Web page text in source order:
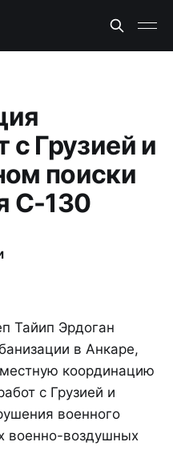
с Грузией и
поиски
C-130
Тайип Эрдоган
в Анкаре,
координацию
с Грузией и
военного
военно-воздушных